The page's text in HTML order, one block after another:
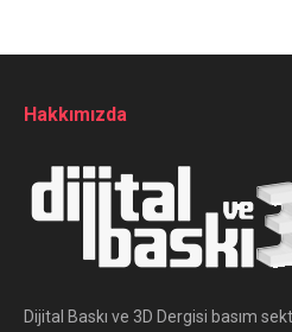
Hakkımızda
Dijital Baskı ve 3D Dergisi basım